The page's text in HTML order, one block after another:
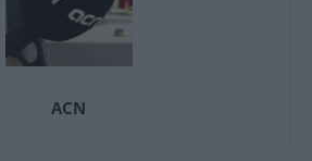
ACN